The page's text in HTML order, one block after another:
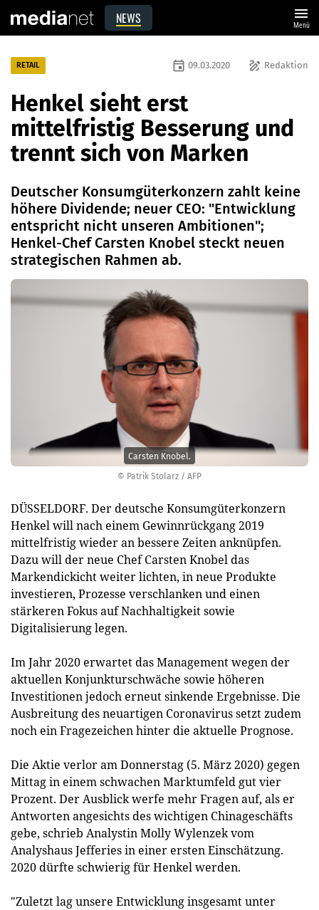
NEWS menu
Menü
© Patrik Stolarz / AFP
Carsten Knobel.
RETAIL draw Redaktion
event 09.03.2020
Henkel sieht erst
mittelfristig Besserung und
trennt sich von Marken
Deutscher Konsumgüterkonzern zahlt keine
höhere Dividende; neuer CEO: "Entwicklung
entspricht nicht unseren Ambitionen";
Henkel-Chef Carsten Knobel steckt neuen
strategischen Rahmen ab.
DÜSSELDORF. Der deutsche Konsumgüterkonzern
Henkel will nach einem Gewinnrückgang 2019
mittelfristig wieder an bessere Zeiten anknüpfen.
Dazu will der neue Chef Carsten Knobel das
Markendickicht weiter lichten, in neue Produkte
investieren, Prozesse verschlanken und einen
stärkeren Fokus auf Nachhaltigkeit sowie
Digitalisierung legen.
Im Jahr 2020 erwartet das Management wegen der
aktuellen Konjunkturschwäche sowie höheren
Investitionen jedoch erneut sinkende Ergebnisse. Die
Ausbreitung des neuartigen Coronavirus setzt zudem
noch ein Fragezeichen hinter die aktuelle Prognose.
Die Aktie verlor am Donnerstag (5. März 2020) gegen
Mittag in einem schwachen Marktumfeld gut vier
Prozent. Der Ausblick werfe mehr Fragen auf, als er
Antworten angesichts des wichtigen Chinageschäfts
gebe, schrieb Analystin Molly Wylenzek vom
Analyshaus Jefferies in einer ersten Einschätzung.
2020 dürfte schwierig für Henkel werden.
"Zuletzt lag unsere Entwicklung insgesamt unter